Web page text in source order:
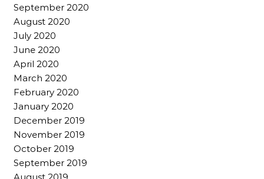
September 2020
August 2020
July 2020
June 2020
April 2020
March 2020
February 2020
January 2020
December 2019
November 2019
October 2019
September 2019